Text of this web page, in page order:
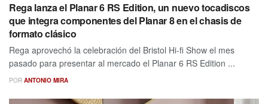
Rega lanza el Planar 6 RS Edition, un nuevo tocadiscos
que integra componentes del Planar 8 en el chasis de
formato clásico
Rega aprovechó la celebración del Bristol Hi-fi Show el mes
pasado para presentar al mercado el Planar 6 RS Edition ...
POR ANTONIO MIRA